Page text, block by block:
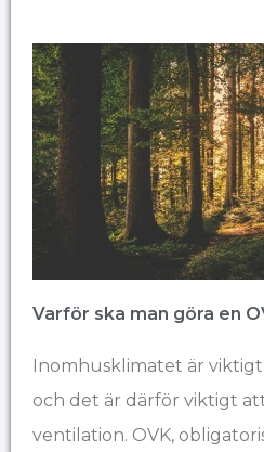
Varför ska man göra en
Inomhusklimatet är viktigt
och det är därför viktigt
ventilation. OVK,